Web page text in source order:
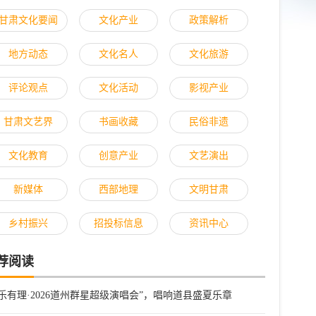
肃文化要闻 文化产业 政策解析
地方动态 文化名人 文化旅游
评论观点 文化活动 影视产业
甘肃文艺界 书画收藏 民俗非遗
文化教育 创意产业 文艺演出
新媒体 西部地理 文明甘肃
乡村振兴 招投标信息 资讯中心
阅读
有理·2026道州群星超级演唱会”，唱响道县盛夏乐章